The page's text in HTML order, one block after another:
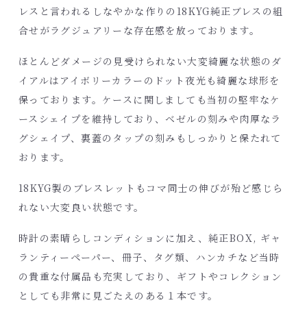
レスと言われるしなやかな作りの18KYG純正ブレスの組
合せがラグジュアリーな存在感を放っております。
ほとんどダメージの見受けられない大変綺麗な状態のダ
イアルはアイボリーカラーのドット夜光も綺麗な球形を
保っております。ケースに関しましても当初の堅牢なケ
ースシェイプを維持しており、ベゼルの刻みや肉厚なラ
グシェイプ、裏蓋のタップの刻みもしっかりと保たれて
おります。
18KYG製のブレスレットもコマ同士の伸びが殆ど感じら
れない大変良い状態です。
時計の素晴らしコンディションに加え、純正BOX, ギャ
ランティーペーパー、冊子、タグ類、ハンカチなど当時
の貴重な付属品も充実しており、ギフトやコレクション
としても非常に見ごたえのある１本です。